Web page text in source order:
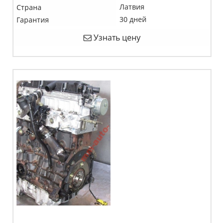
Страна
Латвия
Гарантия
30 дней
Узнать цену